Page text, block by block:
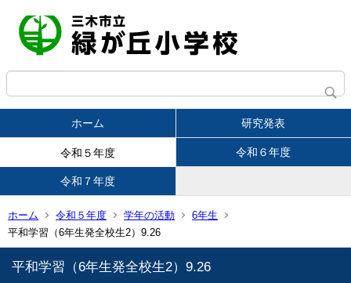
ホーム 研究発表
令和５年度 令和６年度
令和７年度
ホーム 令和５年度 学年の活動
6年生
平和学習（6年生発全校生2）9.26
平和学習（6年生発全校生2）9.26